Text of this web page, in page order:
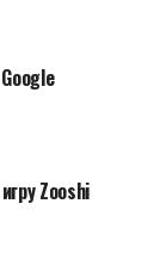
Zooshi